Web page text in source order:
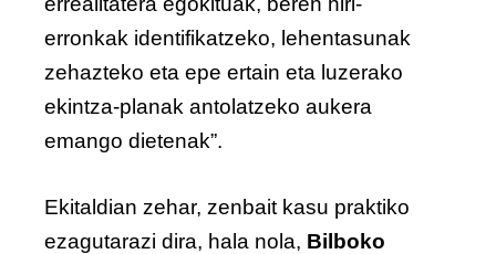
erronkak identifikatzeko, lehentasunak
zehazteko eta epe ertain eta luzerako
ekintza-planak antolatzeko aukera
emango dietenak”.
Ekitaldian zehar, zenbait kasu praktiko
ezagutarazi dira, hala nola, Bilboko